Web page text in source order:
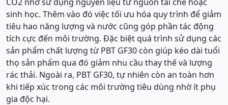
sinh học. Thêm vào đó việc tối ưu hóa quy trình để giảm
tiêu hao năng lượng và nước cũng góp phần tác động
tích cực đến môi trường. Đặc biệt quá trình sử dụng các
sản phẩm chất lượng từ PBT GF30 còn giúp kéo dài tuổi
thọ sản phẩm qua đó giảm nhu cầu thay thế và lượng
rác thải. Ngoài ra, PBT GF30, tự nhiên còn an toàn hơn
khi tiếp xúc trong các môi trường tiêu dùng nhờ ít phụ
gia độc hại.